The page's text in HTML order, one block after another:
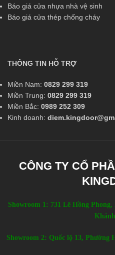
Báo giá cửa nhựa nhà vệ sinh
Báo giá cửa thép chống cháy
THÔNG TIN HỖ TRỢ
Miền Nam: 0829 299 319
Miền Trung: 0829 299 319
Miền Bắc: 0989 252 309
Kinh doanh:
CÔNG TY CỔ
Showroom 1: 731 Lê Hồng
Showroom 2: Quốc lộ 13,